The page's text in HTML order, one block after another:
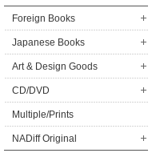
Foreign Books
Japanese Books
Art & Design Goods
CD/DVD
Multiple/Prints
NADiff Original